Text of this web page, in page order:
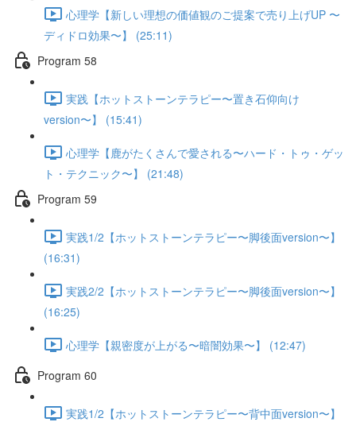
心理学【新しい理想の価値観のご提案で売り上げUP 〜
ディドロ効果〜】 (25:11)
Program 58
実践【ホットストーンテラピー〜置き石仰向け
version〜】 (15:41)
心理学【鹿がたくさんで愛される〜ハード・トゥ・ゲッ
ト・テクニック〜】 (21:48)
Program 59
実践1/2【ホットストーンテラピー〜脚後面version〜】
(16:31)
実践2/2【ホットストーンテラピー〜脚後面version〜】
(16:25)
心理学【親密度が上がる〜暗闇効果〜】 (12:47)
Program 60
実践1/2【ホットストーンテラピー〜背中面version〜】